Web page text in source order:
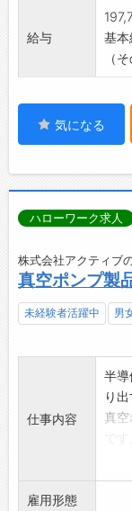
給与
基
（
気になる
ハローワーク求人
株式会社アクティブ
真空ポンプ製
未経験者活躍中 男
仕事内容
半
り
真
職
荷の
雇用形態